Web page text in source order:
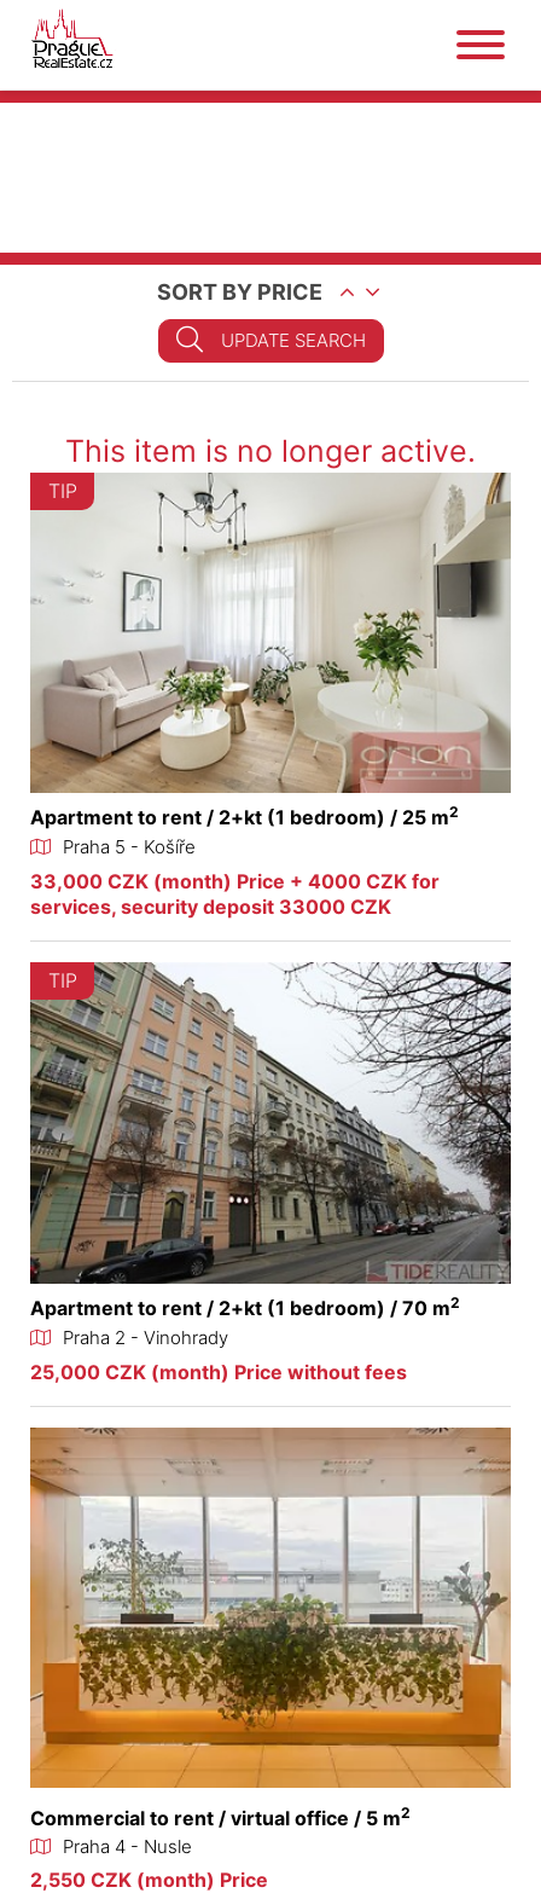
SORT BY PRICE
UPDATE SEARCH
This item is no longer active.
TIP
Apartment to rent / 2+kt (1 bedroom) / 25 m2
Praha 5 - Košíře
33,000 CZK (month) Price + 4000 CZK for
services, security deposit 33000 CZK
TIP
Apartment to rent / 2+kt (1 bedroom) / 70 m2
Praha 2 - Vinohrady
25,000 CZK (month) Price without fees
Commercial to rent / virtual office / 5 m2
Praha 4 - Nusle
2,550 CZK (month) Price